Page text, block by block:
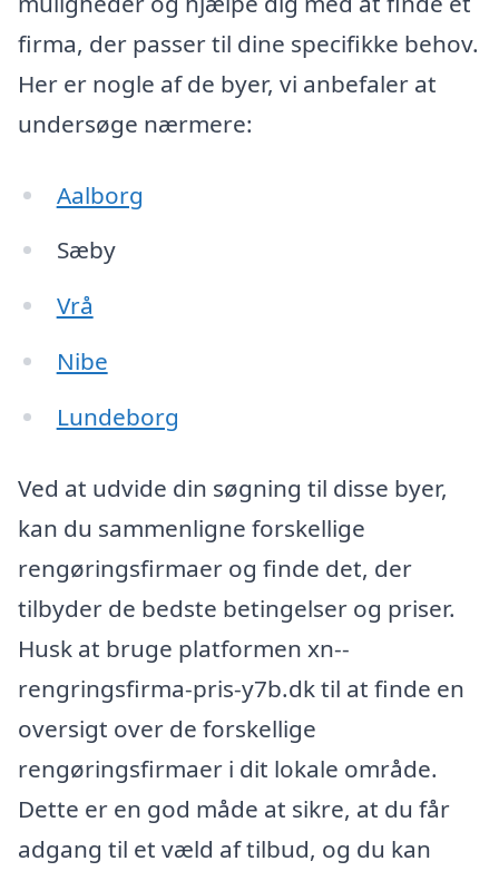
firma, der passer til dine specifikke behov.
Her er nogle af de byer, vi anbefaler at
undersøge nærmere:
Aalborg
Sæby
Vrå
Nibe
Lundeborg
Ved at udvide din søgning til disse byer,
kan du sammenligne forskellige
rengøringsfirmaer og finde det, der
tilbyder de bedste betingelser og priser.
Husk at bruge platformen xn--
rengringsfirma-pris-y7b.dk til at finde en
oversigt over de forskellige
rengøringsfirmaer i dit lokale område.
Dette er en god måde at sikre, at du får
adgang til et væld af tilbud, og du kan